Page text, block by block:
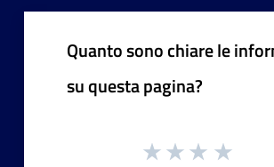
Quanto sono chiare le
su questa pagina?